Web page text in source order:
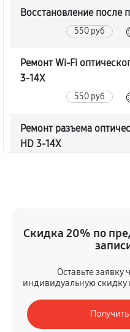
Восстановление после
550 руб
Ремонт Wi-Fi
3-14X
550 руб
Ремонт разъема
HD 3-14X
Замена матрицы
940 руб
Ремонт цепи питания
Sight II HD 3-14X
Скидка 20% по
Оставьте заявку
индивидуальную скидку